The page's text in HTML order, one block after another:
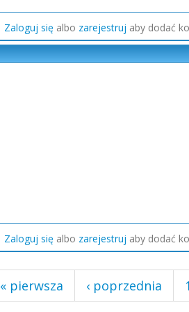
Zaloguj się albo zarejestruj aby dodać
Zaloguj się albo zarejestruj aby dodać
« pierwsza ‹ poprzednia 1